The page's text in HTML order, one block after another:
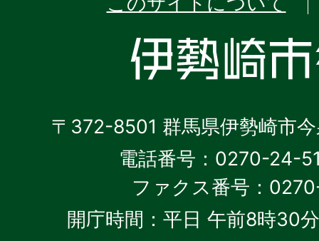
〒372-8501 群馬県伊勢崎市
電話番号：0270-24-
ファクス番号：
開庁時間：平日 午前8時30